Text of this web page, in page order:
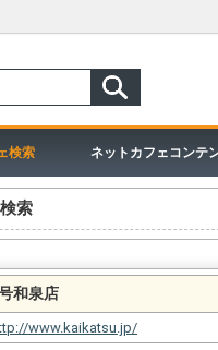
検索 ネットカフェコンテ
索
和泉店
www.kaikatsu.jp/